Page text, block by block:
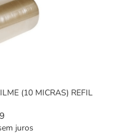
(10 MICRAS) REFIL
juros